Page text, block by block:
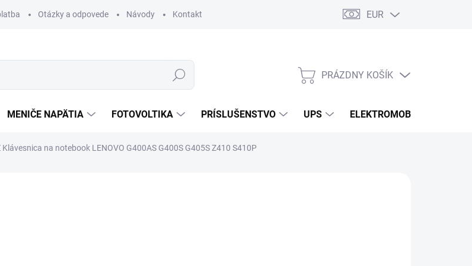
Otázky a odpovede Návody Kontakt Podmienky ochrany osobných údajov Súbory cookies
EUR
Hľadať
NÁKUPNÝ
PRÁZDNY KOŠÍK
MENIČE NAPÄTIA FOTOVOLTIKA PRÍSLUŠENSTVO UPS ELEKTROMOBILITA
Klávesnica na notebook LENOVO G400AS G400S G405S Z410 S410P